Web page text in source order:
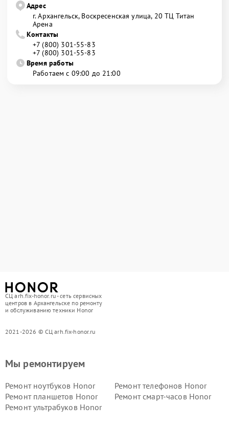
Адрес
г. Архангельск, Воскресенская улица, 20 ТЦ Титан
Арена
Контакты
+7 (800) 301-55-83
+7 (800) 301-55-83
Время работы
Работаем с 09:00 до 21:00
СЦ arh.fix-honor.ru - сеть сервисных
центров в Архангельске по ремонту
и обслуживанию техники Honor
2021-2026 © СЦ arh.fix-honor.ru
Мы ремонтируем
Ремонт ноутбуков Honor
Ремонт телефонов Honor
Ремонт планшетов Honor
Ремонт смарт-часов Honor
Ремонт ультрабуков Honor